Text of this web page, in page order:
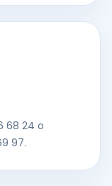
68 24 o
97.